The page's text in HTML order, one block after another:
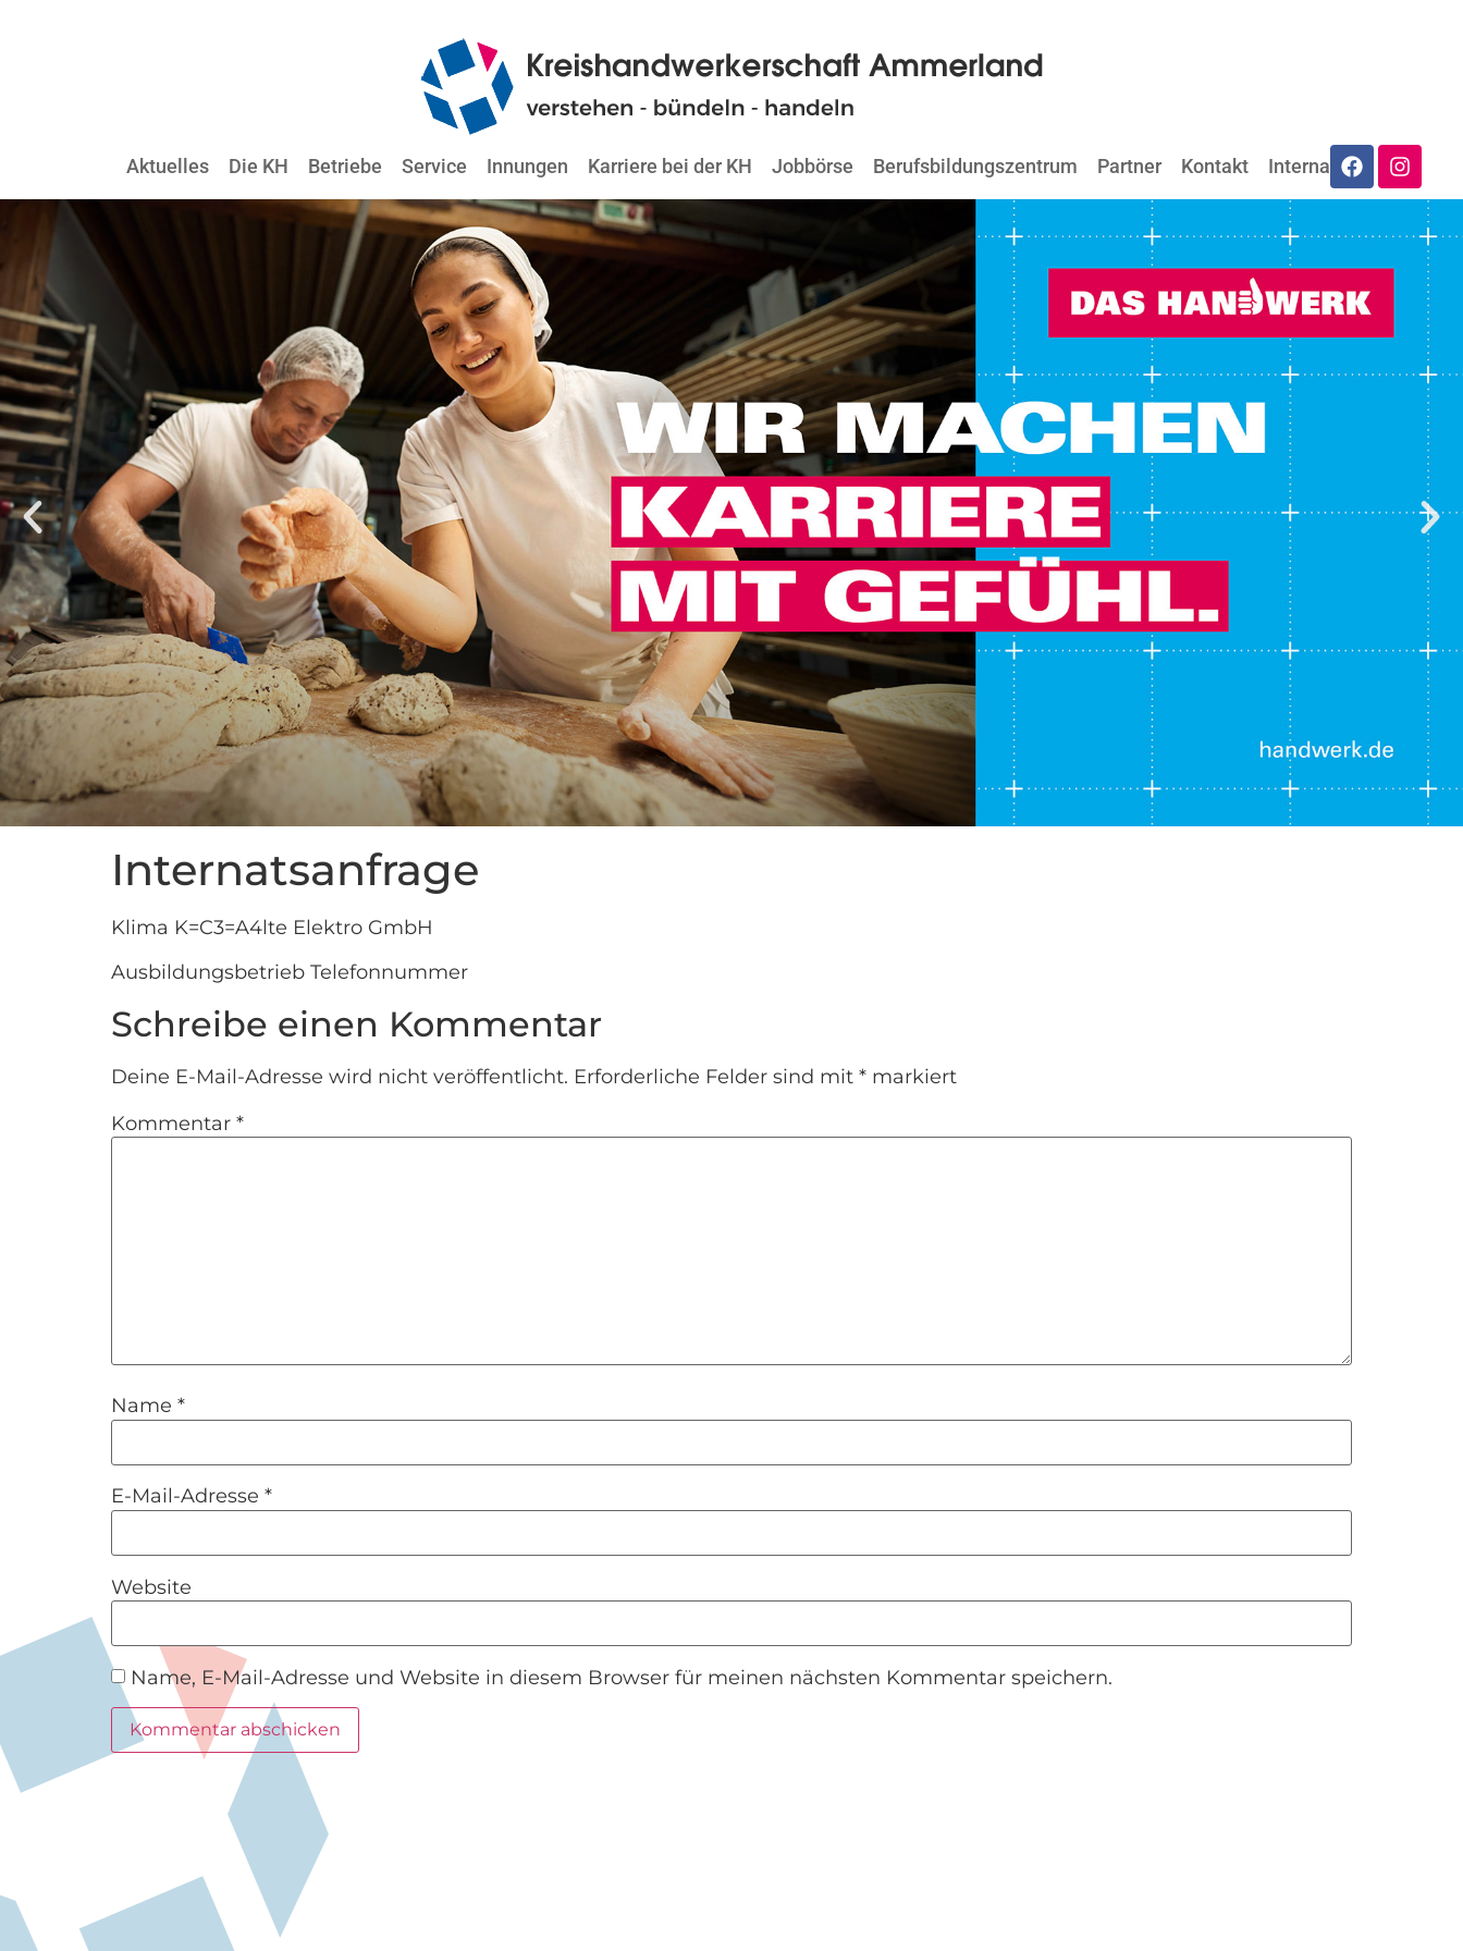
Aktuelles Die KH Betriebe Service Innungen Karriere bei der KH Jobbörse Berufsbildungszentrum Partner Kontakt Internat
Internatsanfrage
Klima K=C3=A4lte Elektro GmbH
Ausbildungsbetrieb Telefonnummer
Schreibe einen Kommentar
Deine E-Mail-Adresse wird nicht veröffentlicht. Erforderliche Felder sind mit * markiert
Kommentar *
Name *
E-Mail-Adresse *
Website
Name, E-Mail-Adresse und Website in diesem Browser für meinen nächsten Kommentar speichern.